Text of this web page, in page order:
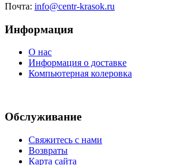
Почта: info@centr-krasok.ru
Информация
О нас
Информация о доставке
Компьютерная колеровка
Обслуживание
Свяжитесь с нами
Возвраты
Карта сайта